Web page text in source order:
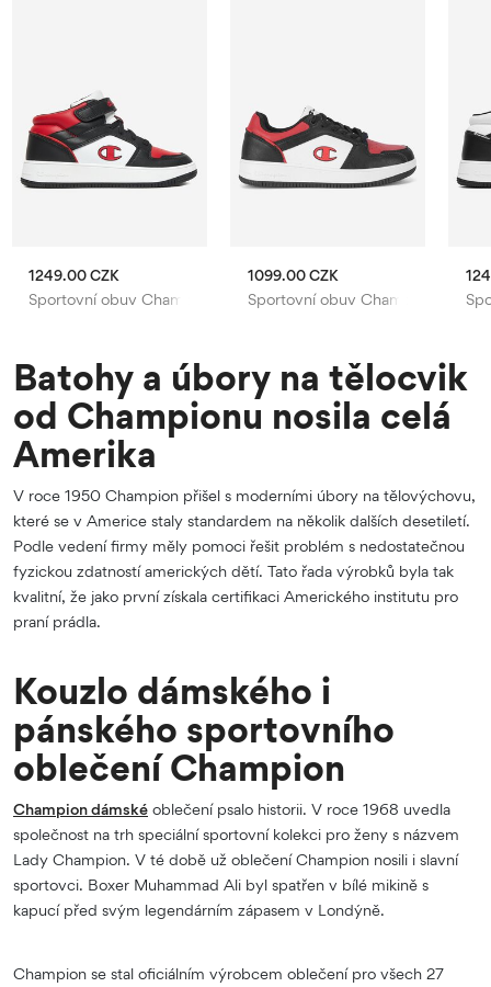
Sportovní obuv Champion
1249.00 CZK
Sportovní obuv Champion
1099.00 CZK
Batohy a úbory na tělocvik
od Championu nosila celá
Amerika
V roce 1950 Champion přišel s moderními úbory na tělovýchovu,
které se v Americe staly standardem na několik dalších desetiletí.
Podle vedení firmy měly pomoci řešit problém s nedostatečnou
fyzickou zdatností amerických dětí. Tato řada výrobků byla tak
kvalitní, že jako první získala certifikaci Amerického institutu pro
praní prádla.
Kouzlo dámského i
pánského sportovního
oblečení Champion
Champion dámské oblečení psalo historii. V roce 1968 uvedla
společnost na trh speciální sportovní kolekci pro ženy s názvem
Lady Champion. V té době už oblečení Champion nosili i slavní
sportovci. Boxer Muhammad Ali byl spatřen v bílé mikině s
kapucí před svým legendárním zápasem v Londýně.
Champion se stal oficiálním výrobcem oblečení pro všech 27